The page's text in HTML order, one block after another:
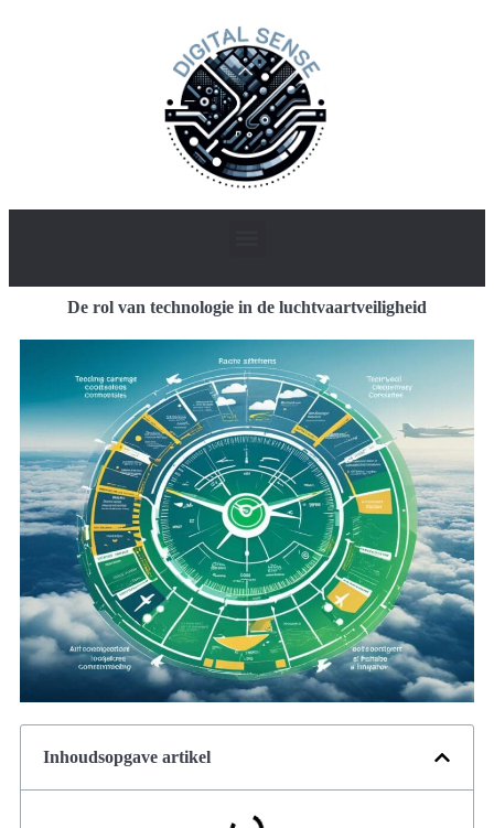
De rol van technologie in de luchtvaartveiligheid
Inhoudsopgave artikel